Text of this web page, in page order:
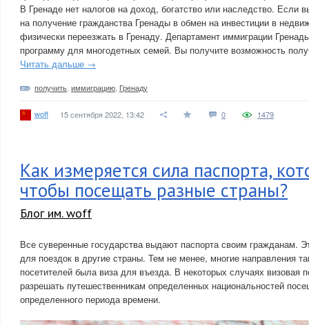
В Гренаде нет налогов на доход, богатство или наследство. Если
на получение гражданства Гренады в обмен на инвестиции в
физически переезжать в Гренаду. Департамент иммиграции
программу для многодетных семей. Вы получите возможность
Читать дальше →
получить иммиграцию Гренаду
woff 15 сентября 2022, 13:42 0 1479
Как измеряется сила паспорта,
чтобы посещать разные страны?
Блог им. woff
Все суверенные государства выдают паспорта своим гражданам.
для поездок в другие страны. Тем не менее, многие направления
посетителей была виза для въезда. В некоторых случаях визовая
разрешать путешественникам определенных национальностей
определенного периода времени.